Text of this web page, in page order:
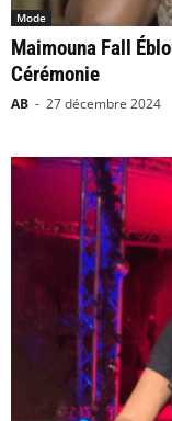
Mode
Maimouna Fall
Cérémonie
AB - 27 décembre 2024